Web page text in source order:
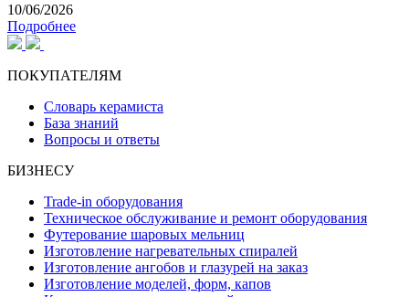
10/06/2026
Подробнее
ПОКУПАТЕЛЯМ
Словарь керамиста
База знаний
Вопросы и ответы
БИЗНЕСУ
Trade-in оборудования
Техническое обслуживание и ремонт оборудования
Футерование шаровых мельниц
Изготовление нагревательных спиралей
Изготовление ангобов и глазурей на заказ
Изготовление моделей, форм, капов